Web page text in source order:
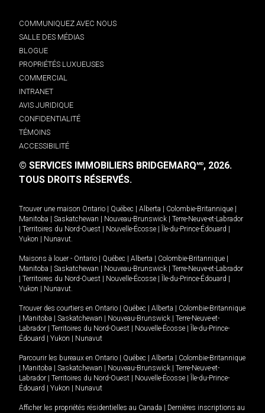
COMMUNIQUEZ AVEC NOUS
SALLE DES MÉDIAS
BLOGUE
PROPRIÉTÉS LUXUEUSES
COMMERCIAL
INTRANET
AVIS JURIDIQUE
CONFIDENTIALITÉ
TÉMOINS
ACCESSIBILITÉ
© SERVICES IMMOBILIERS BRIDGEMARQMD, 2026.
TOUS DROITS RÉSERVÉS.
Trouver une maison Ontario Québec Alberta Colombie-Britannique
Manitoba
Saskatchewan Nouveau-Brunswick
Terre-Neuve-et-Labrador
Territoires du Nord-Ouest Nouvelle-Écosse Île-du-Prince-Édouard
Yukon
Nunavut.
Maisons à louer - Ontario Québec Alberta Colombie-Britannique
Manitoba
Saskatchewan Nouveau-Brunswick
Terre-Neuve-et-Labrador
Territoires du Nord-Ouest Nouvelle-Écosse Île-du-Prince-Édouard
Yukon
Nunavut.
Trouver des courtiers en Ontario Québec Alberta
Colombie-Britannique
Manitoba Saskatchewan Nouveau-Brunswick
Terre-Neuve-et-
Labrador
Territoires du Nord-Ouest Nouvelle-Écosse
Île-du-Prince-
Édouard
Yukon Nunavut
Parcourir les bureaux en Ontario Québec Alberta
Colombie-Britannique
Manitoba Saskatchewan Nouveau-Brunswick
Terre-Neuve-et-
Labrador
Territoires du Nord-Ouest Nouvelle-Écosse
Île-du-Prince-
Édouard
Yukon Nunavut
Afficher les propriétés résidentielles au Canada
Dernières inscriptions au